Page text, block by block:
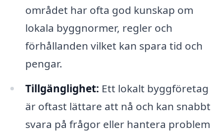
området har ofta god kunskap om
lokala byggnormer, regler och
förhållanden vilket kan spara tid och
pengar.
Tillgänglighet: Ett lokalt byggföretag
är oftast lättare att nå och kan snabbt
svara på frågor eller hantera problem